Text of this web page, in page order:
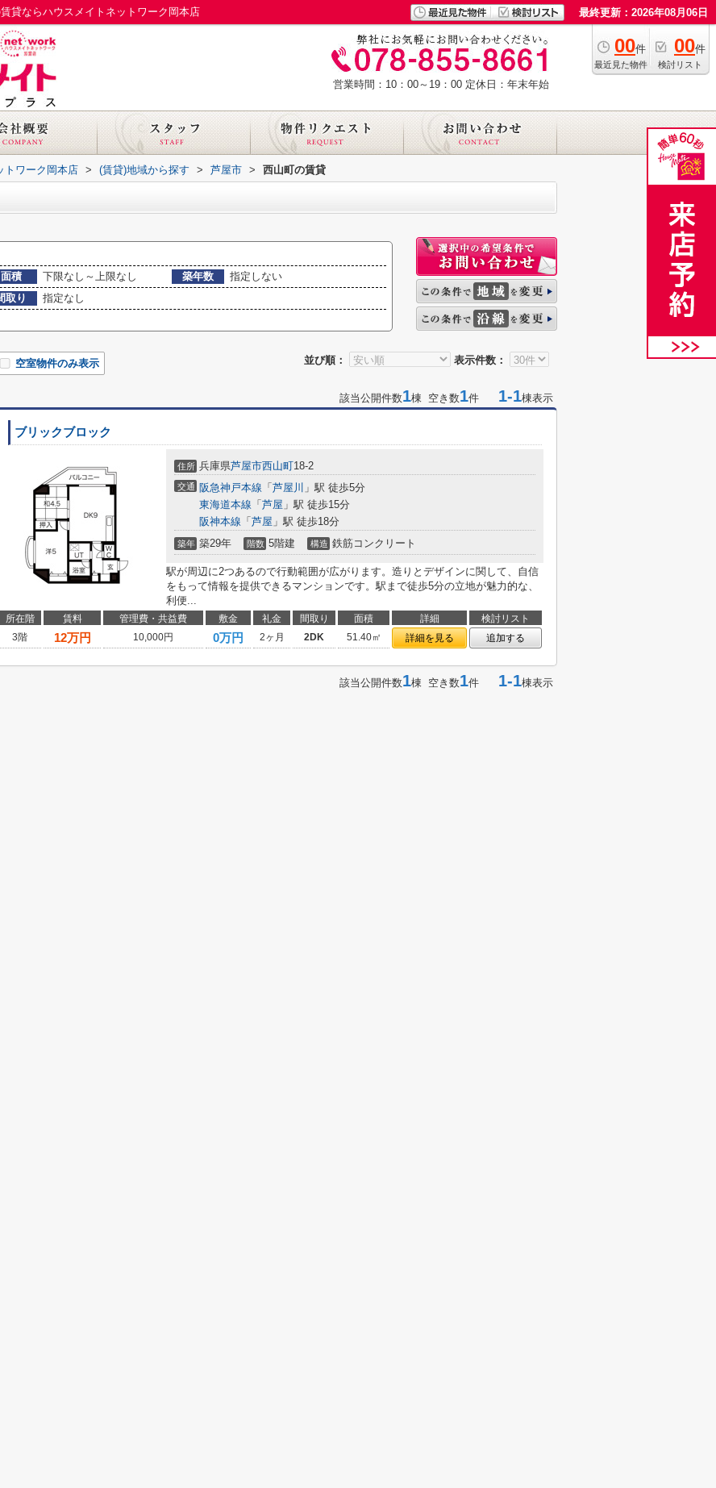
貸ならハウスメイトネットワーク岡本店 最終更新：2026年08月06日
00件
最近見た物件
00件
検討リスト
営業時間：10：00～19：00 定休日：年末年始
トワーク岡本店 > (賃貸)地域から探す > 芦屋市 > 西山町の賃貸
面積 下限なし～上限なし 築年数
指定しない
取り
指定なし
並び順： 表示件数：
空室物件のみ表示
該当公開件数1棟 空き数1件 1-1棟表示
ブリックブロック
住所 兵庫県芦屋市西山町18-2
交通 阪急神戸本線 「 芦屋川 」駅 徒歩5分
東海道本線 「 芦屋 」駅 徒歩15分
阪神本線 「 芦屋 」駅 徒歩18分
築年 築29年 階数 5階建 構造 鉄筋コンクリート
駅が周辺に2つあるので行動範囲が広がります。造りとデザインに関して、自信
をもって情報を提供できるマンションです。駅まで徒歩5分の立地が魅力的な、
利便...
所在階 賃料 管理費・共益費 敷金 礼金 間取り 面積 詳細
検討リスト
3階
12万円 10,000円 0万円 2ヶ月 2DK 51.40㎡ 詳細を見る 追加する
該当公開件数1棟 空き数1件 1-1棟表示